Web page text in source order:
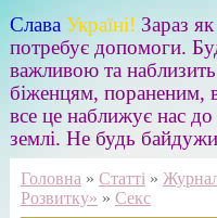
Слава Україні! Зараз
потребує допомоги.
важливою та
біженцям, пораненим,
все це наближує нас
землі. Не будь
Головна » Статті »
Розвитку» » Секс